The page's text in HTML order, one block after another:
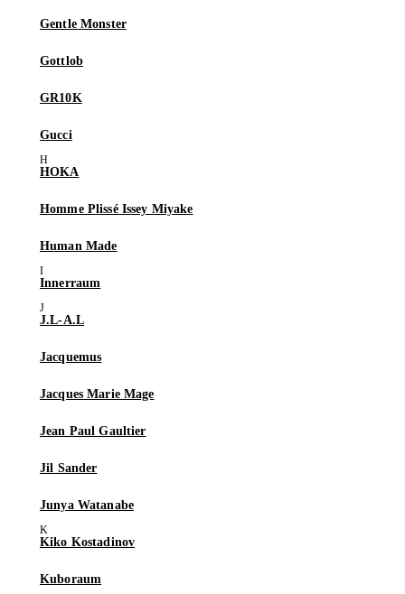
Gentle Monster
Gottlob
GR10K
Gucci
HOKA
Homme Plissé Issey Miyake
Human Made
Innerraum
J.L-A.L
Jacquemus
Jacques Marie Mage
Jean Paul Gaultier
Jil Sander
Junya Watanabe
Kiko Kostadinov
Kuboraum